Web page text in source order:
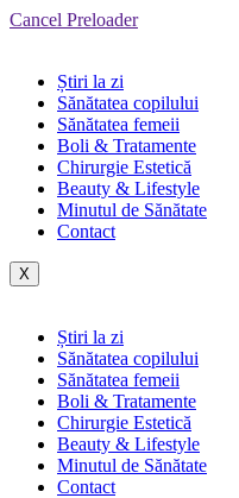
Cancel Preloader
Știri la zi
Sănătatea copilului
Sănătatea femeii
Boli & Tratamente
Chirurgie Estetică
Beauty & Lifestyle
Minutul de Sănătate
Contact
X
Știri la zi
Sănătatea copilului
Sănătatea femeii
Boli & Tratamente
Chirurgie Estetică
Beauty & Lifestyle
Minutul de Sănătate
Contact